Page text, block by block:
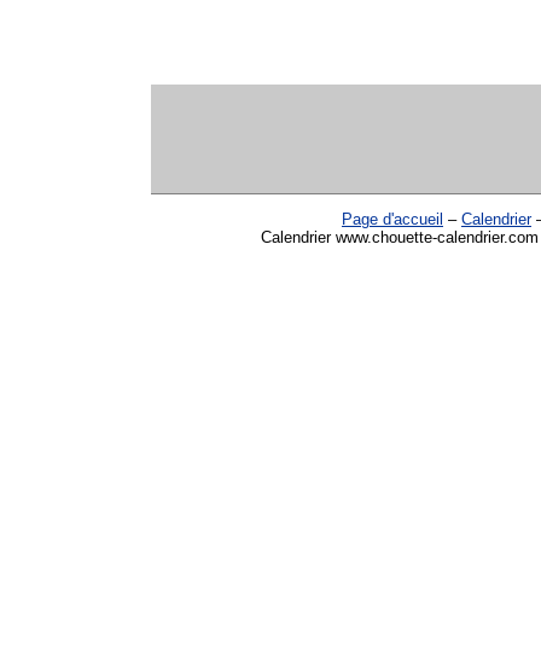
Page d'accueil – Calendrier
Calendrier www.chouette-